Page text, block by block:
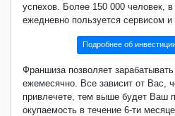
успехов. Более 150 000 человек,
ежедневно пользуется сервисом
Подробнее об
Франшиза позволяет
ежемесячно. Все зависит от Вас,
привлечете, тем выше будет Ваш
окупаемость в течение 6-ти